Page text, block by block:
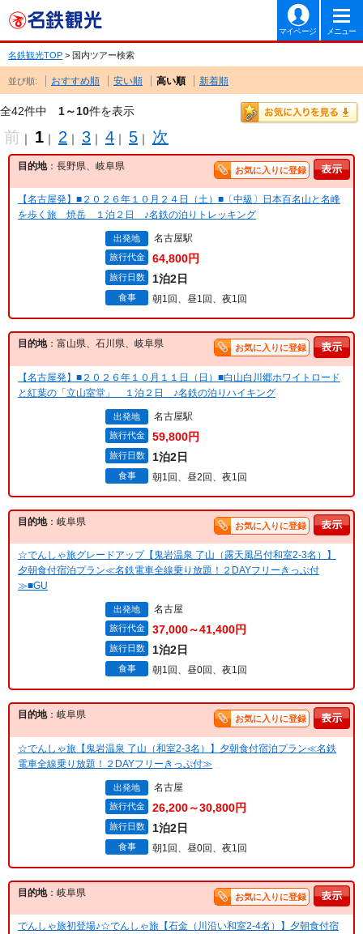
マイページ メニュー
名鉄観光TOP > 国内ツアー検索
並び順: おすすめ順 安い順 高い順 新着順
全42件中 1～10件を表示
前 ｜ 1 ｜ 2 ｜ 3 ｜ 4 ｜ 5 ｜ 次
目的地：長野県、岐阜県 お気に入りに登録
【名古屋発】■２０２６年１０月２４日（土）■〔中級〕日本百名山と名峰
を歩く旅 焼岳 １泊２日 ♪名鉄の泊りトレッキング
出発地 名古屋駅
旅行代金 64,800円
旅行日数 1泊2日
食事 朝1回、昼1回、夜1回
目的地：富山県、石川県、岐阜県 お気に入りに登録
【名古屋発】■２０２６年１０月１１日（日）■白山白川郷ホワイトロード
と紅葉の「立山室堂」 １泊２日 ♪名鉄の泊りハイキング
出発地 名古屋駅
旅行代金 59,800円
旅行日数 1泊2日
食事 朝1回、昼2回、夜1回
目的地：岐阜県 お気に入りに登録
☆でんしゃ旅グレードアップ【鬼岩温泉 了山（露天風呂付和室2-3名）】
夕朝食付宿泊プラン≪名鉄電車全線乗り放題！２DAYフリーきっぷ付
≫■GU
出発地 名古屋
旅行代金 37,000～41,400円
旅行日数 1泊2日
食事 朝1回、昼0回、夜1回
目的地：岐阜県 お気に入りに登録
☆でんしゃ旅【鬼岩温泉 了山（和室2-3名）】夕朝食付宿泊プラン≪名鉄
電車全線乗り放題！２DAYフリーきっぷ付≫
出発地 名古屋
旅行代金 26,200～30,800円
旅行日数 1泊2日
食事 朝1回、昼0回、夜1回
目的地：岐阜県 お気に入りに登録
でんしゃ旅初登場♪☆でんしゃ旅【石金（川沿い和室2-4名）】夕朝食付宿